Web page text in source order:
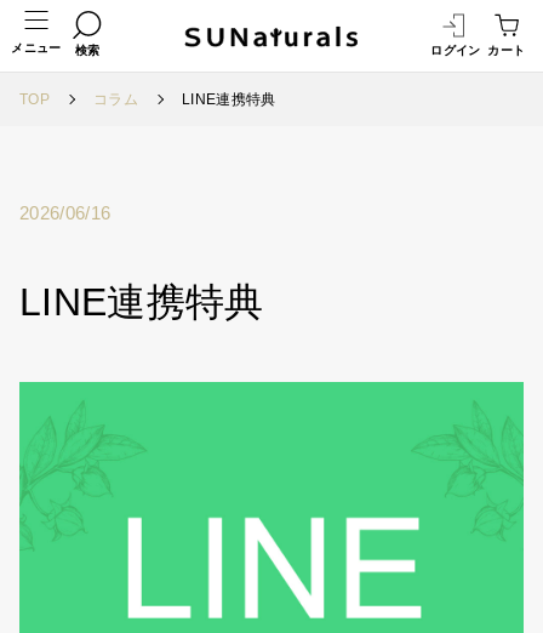
メニュー 検索 ログイン カート
TOP コラム LINE連携特典
2026/06/16
LINE連携特典